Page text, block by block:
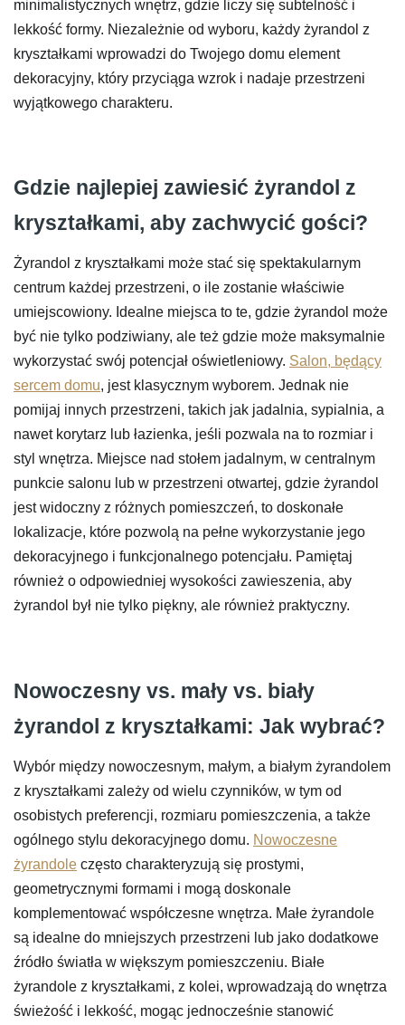
minimalistycznych wnętrz, gdzie liczy się subtelność i
lekkość formy. Niezależnie od wyboru, każdy żyrandol z
kryształkami wprowadzi do Twojego domu element
dekoracyjny, który przyciąga wzrok i nadaje przestrzeni
wyjątkowego charakteru.
Gdzie najlepiej zawiesić żyrandol z
kryształkami, aby zachwycić gości?
Żyrandol z kryształkami może stać się spektakularnym
centrum każdej przestrzeni, o ile zostanie właściwie
umiejscowiony. Idealne miejsca to te, gdzie żyrandol może
być nie tylko podziwiany, ale też gdzie może maksymalnie
wykorzystać swój potencjał oświetleniowy. Salon, będący
sercem domu, jest klasycznym wyborem. Jednak nie
pomijaj innych przestrzeni, takich jak jadalnia, sypialnia, a
nawet korytarz lub łazienka, jeśli pozwala na to rozmiar i
styl wnętrza. Miejsce nad stołem jadalnym, w centralnym
punkcie salonu lub w przestrzeni otwartej, gdzie żyrandol
jest widoczny z różnych pomieszczeń, to doskonałe
lokalizacje, które pozwolą na pełne wykorzystanie jego
dekoracyjnego i funkcjonalnego potencjału. Pamiętaj
również o odpowiedniej wysokości zawieszenia, aby
żyrandol był nie tylko piękny, ale również praktyczny.
Nowoczesny vs. mały vs. biały
żyrandol z kryształkami: Jak wybrać?
Wybór między nowoczesnym, małym, a białym żyrandolem
z kryształkami zależy od wielu czynników, w tym od
osobistych preferencji, rozmiaru pomieszczenia, a także
ogólnego stylu dekoracyjnego domu. Nowoczesne
żyrandole często charakteryzują się prostymi,
geometrycznymi formami i mogą doskonale
komplementować współczesne wnętrza. Małe żyrandole
są idealne do mniejszych przestrzeni lub jako dodatkowe
źródło światła w większym pomieszczeniu. Białe
żyrandole z kryształkami, z kolei, wprowadzają do wnętrza
świeżość i lekkość, mogąc jednocześnie stanowić